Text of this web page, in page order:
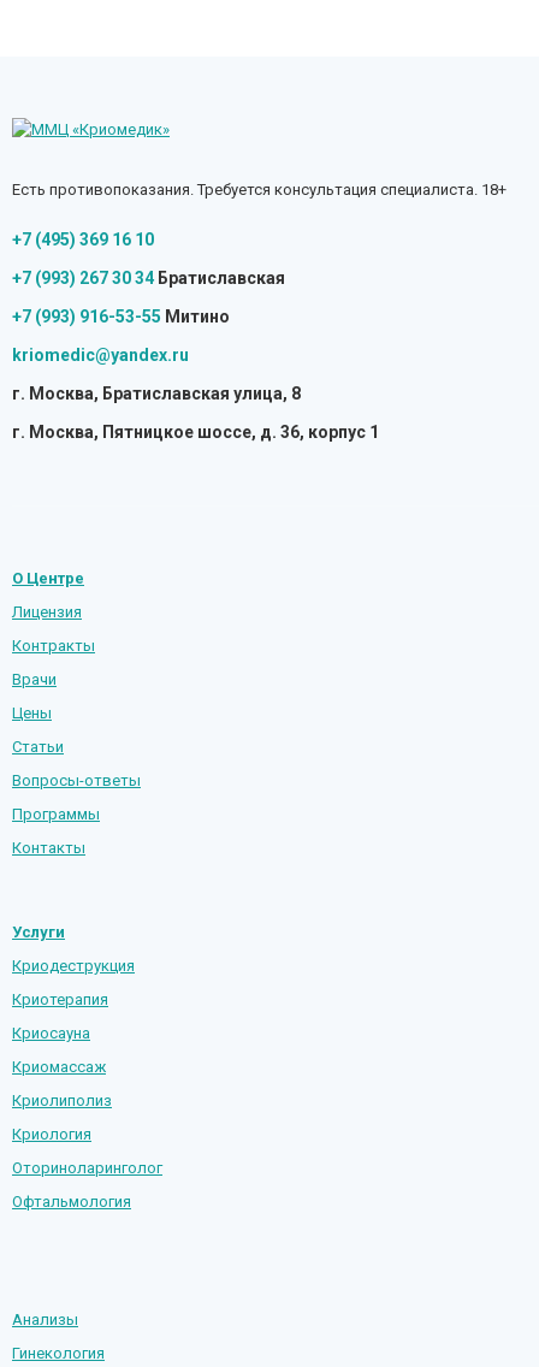
Есть противопоказания. Требуется консультация специалиста. 18+
+7 (495) 369 16 10
+7 (993) 267 30 34 Братиславская
+7 (993) 916-53-55 Митино
kriomedic@yandex.ru
г. Москва, Братиславская улица, 8
г. Москва, Пятницкое шоссе, д. 36, корпус 1
О Центре
Лицензия
Контракты
Врачи
Цены
Статьи
Вопросы-ответы
Программы
Контакты
Услуги
Криодеструкция
Криотерапия
Криосауна
Криомассаж
Криолиполиз
Криология
Оториноларинголог
Офтальмология
Анализы
Гинекология